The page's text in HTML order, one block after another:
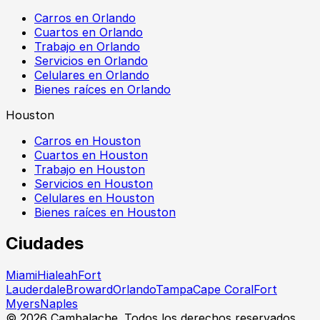
Carros en Orlando
Cuartos en Orlando
Trabajo en Orlando
Servicios en Orlando
Celulares en Orlando
Bienes raíces en Orlando
Houston
Carros en Houston
Cuartos en Houston
Trabajo en Houston
Servicios en Houston
Celulares en Houston
Bienes raíces en Houston
Ciudades
MiamiHialeahFort
LauderdaleBrowardOrlandoTampaCape CoralFort
MyersNaples